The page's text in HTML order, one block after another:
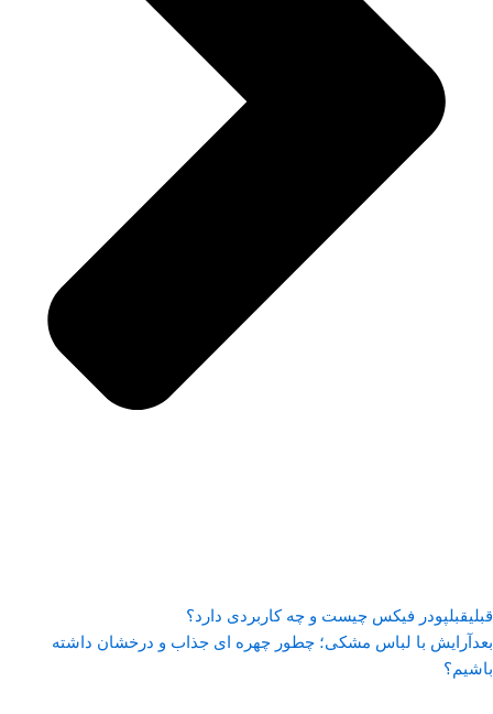
قبلیقبلپودر فیکس چیست و چه کاربردی دارد؟
بعد آرایش با لباس مشکی؛ چطور چهره ای جذاب و درخشان داشته
باشیم؟